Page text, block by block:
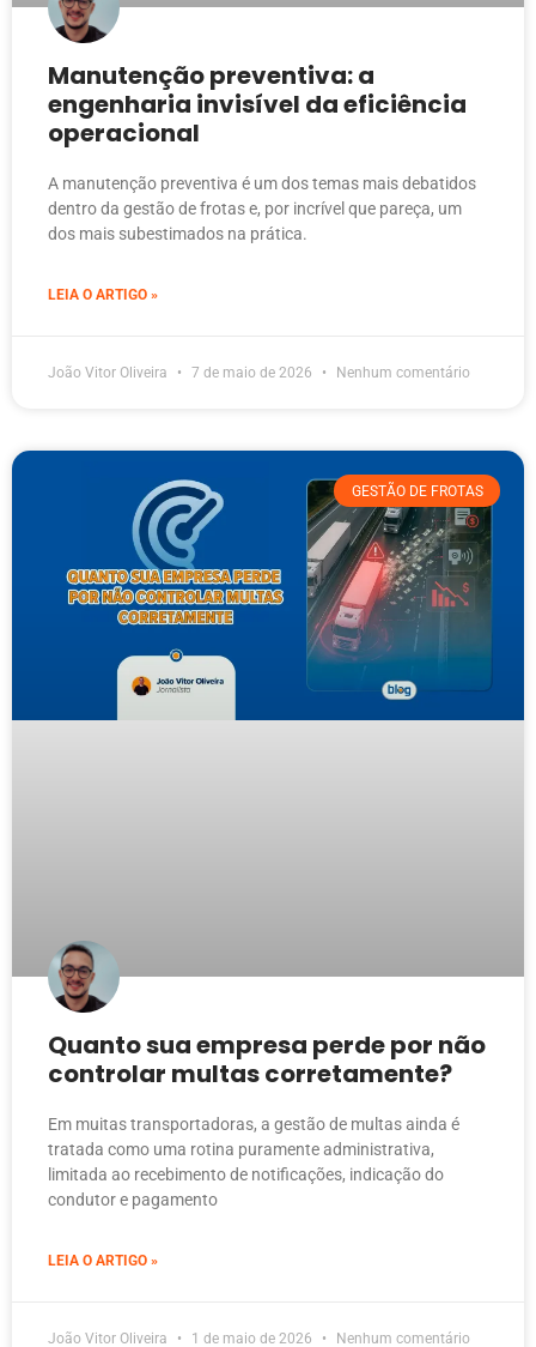
Manutenção preventiva: a
engenharia invisível da eficiência
operacional
A manutenção preventiva é um dos temas mais debatidos
dentro da gestão de frotas e, por incrível que pareça, um
dos mais subestimados na prática.
LEIA O ARTIGO »
João Vitor Oliveira 7 de maio de 2026 Nenhum comentário
GESTÃO DE FROTAS
Quanto sua empresa perde por não
controlar multas corretamente?
Em muitas transportadoras, a gestão de multas ainda é
tratada como uma rotina puramente administrativa,
limitada ao recebimento de notificações, indicação do
condutor e pagamento
LEIA O ARTIGO »
João Vitor Oliveira 1 de maio de 2026 Nenhum comentário